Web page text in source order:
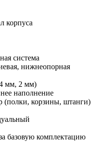
корпуса
система
нижнеопорная
мм, 2 мм)
наполнение
(полки, корзины, штанги)
базовую комплектацию